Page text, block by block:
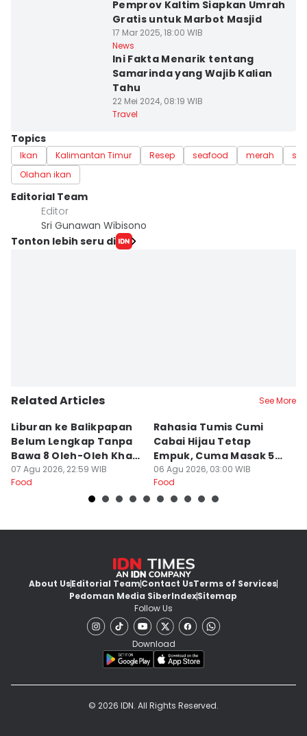
Pemprov Kaltim Siapkan Umrah
Gratis untuk Marbot Masjid
17 Mar 2025, 18:00 WIB
News
Ini Fakta Menarik tentang
Samarinda yang Wajib Kalian
Tahu
22 Mei 2024, 08:19 WIB
Travel
Topics
Ikan Kalimantan Timur Resep seafood merah
Olahan ikan
Editorial Team
Editor
Sri Gunawan Wibisono
Tonton lebih seru di
Related Articles See More
Liburan ke Balikpapan
Belum Lengkap Tanpa
Bawa 8 Oleh-Oleh Khas
Ini
07 Agu 2026, 22:59 WIB
Food
Rahasia Tumis Cumi
Cabai Hijau Tetap
Empuk, Cuma Masak 5
Menit!
06 Agu 2026, 03:00 WIB
Food
About UsEditorial TeamContact UsTerms of Services
Pedoman Media SiberIndexSitemap
Follow Us
Download
© 2026 IDN. All Rights Reserved.